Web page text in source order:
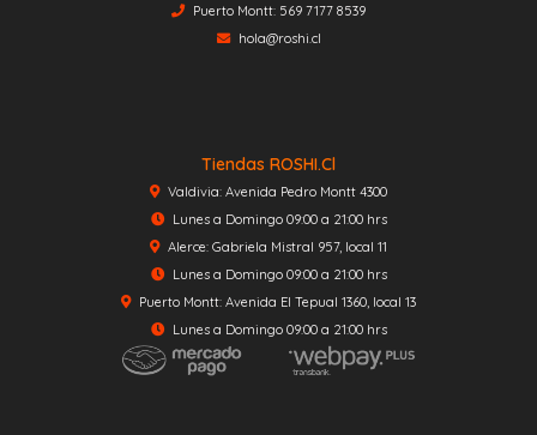
Puerto Montt: 569 7177 8539
hola@roshi.cl
Tiendas ROSHI.cl
Valdivia: Avenida Pedro Montt 4300
Lunes a Domingo 09:00 a 21:00 hrs
Alerce: Gabriela Mistral 957, local 11
Lunes a Domingo 09:00 a 21:00 hrs
Puerto Montt: Avenida El Tepual 1360, local 13
Lunes a Domingo 09:00 a 21:00 hrs